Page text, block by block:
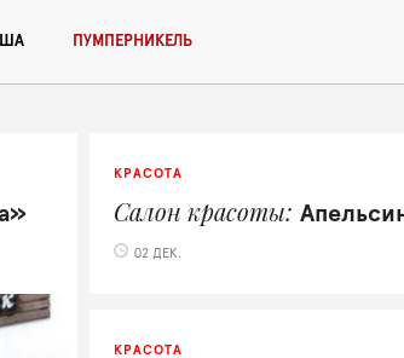
ПУМПЕРНИКЕЛЬ
КРАСОТА
Салон красоты
02 ДЕК.
КРАСОТА